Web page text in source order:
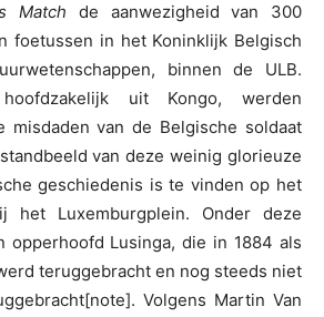
Match de aanwezigheid van 300
foetussen in het Koninklijk Belgisch
binnen de ULB.
uit Kongo, werden
misdaden van de Belgische soldaat
van deze weinig glorieuze
geschiedenis is te vinden op het
het Luxemburgplein. Onder deze
opperhoofd Lusinga, die in 1884 als
teruggebracht en nog steeds niet
Volgens Martin Van